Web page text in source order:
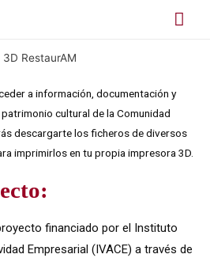
a información, documentación y
cultural de la Comunidad
descargarte los ficheros de diversos
imprimirlos en tu propia impresora 3D.
financiado por el Instituto
Empresarial (IVACE) a través de